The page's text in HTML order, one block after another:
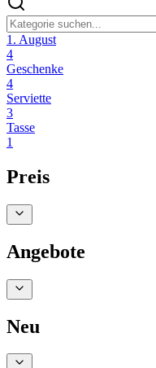
1. August
4
Geschenke
4
Serviette
3
Tasse
1
Preis
Angebote
Neu